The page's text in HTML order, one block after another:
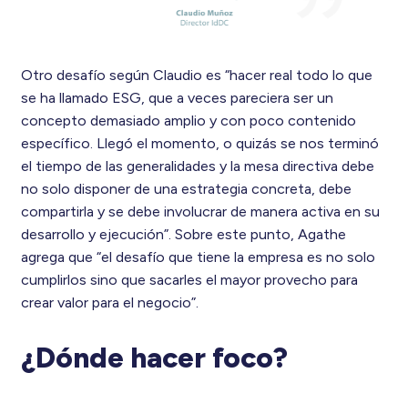
Otro desafío según Claudio es “hacer real todo lo que
se ha llamado ESG, que a veces pareciera ser un
concepto demasiado amplio y con poco contenido
específico. Llegó el momento, o quizás se nos terminó
el tiempo de las generalidades y la mesa directiva debe
no solo disponer de una estrategia concreta, debe
compartirla y se debe involucrar de manera activa en su
desarrollo y ejecución”. Sobre este punto, Agathe
agrega que “el desafío que tiene la empresa es no solo
cumplirlos sino que sacarles el mayor provecho para
crear valor para el negocio”.
¿Dónde hacer foco?